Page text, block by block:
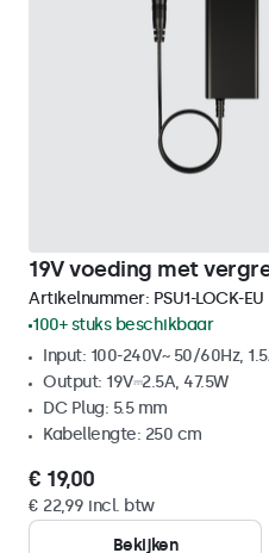
19V voeding met
Artikelnummer: PSU1-LOCK-EU
100+ stuks beschikbaar
Input: 100-240V~ 50/60Hz,
Output: 19V⎓2.5A, 47.5W
DC Plug: 5.5 mm
Kabellengte: 250 cm
€ 19,00
€ 22,99 incl. btw
Bekijken